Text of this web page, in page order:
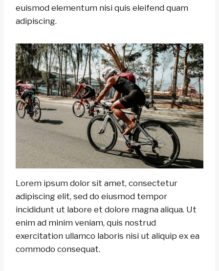
euismod elementum nisi quis eleifend quam
adipiscing.
Lorem ipsum dolor sit amet, consectetur
adipiscing elit, sed do eiusmod tempor
incididunt ut labore et dolore magna aliqua. Ut
enim ad minim veniam, quis nostrud
exercitation ullamco laboris nisi ut aliquip ex ea
commodo consequat.